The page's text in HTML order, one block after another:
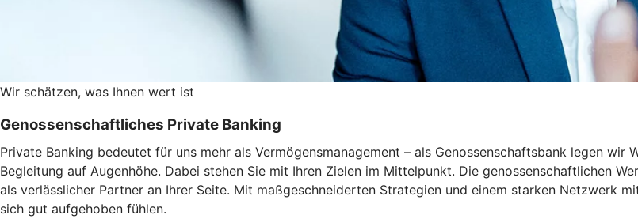
Wir schätzen, was Ihnen wert ist
Genossenschaftliches Private Banking
Private Banking bedeutet für uns mehr als Vermögensmanagement – als Genossenschaftsbank legen
Begleitung auf Augenhöhe. Dabei stehen Sie mit Ihren Zielen im Mittelpunkt. Die genossenschaftlichen
als verlässlicher Partner an Ihrer Seite. Mit maßgeschneiderten Strategien und einem starken Netzwerk
sich gut aufgehoben fühlen.